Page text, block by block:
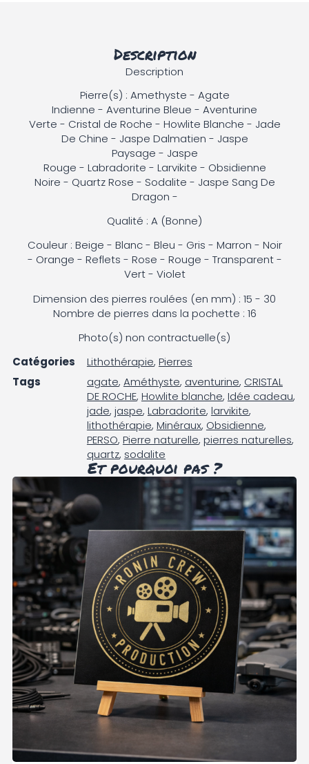
Description
Description
Pierre(s) : Amethyste - Agate
Indienne - Aventurine Bleue - Aventurine
Verte - Cristal de Roche - Howlite Blanche - Jade
De Chine - Jaspe Dalmatien - Jaspe
Paysage - Jaspe
Rouge - Labradorite - Larvikite - Obsidienne
Noire - Quartz Rose - Sodalite - Jaspe Sang De
Dragon -
Qualité : A (Bonne)
Couleur : Beige - Blanc - Bleu - Gris - Marron - Noir
- Orange - Reflets - Rose - Rouge - Transparent -
Vert - Violet
Dimension des pierres roulées (en mm) : 15 - 30
Nombre de pierres dans la pochette : 16
Photo(s) non contractuelle(s)
Catégories
Lithothérapie, Pierres
Tags
agate, Améthyste, aventurine, CRISTAL
DE ROCHE, Howlite blanche, Idée cadeau,
jade, jaspe, Labradorite, larvikite,
lithothérapie, Minéraux, Obsidienne,
PERSO, Pierre naturelle, pierres naturelles,
quartz, sodalite
Et pourquoi pas ?